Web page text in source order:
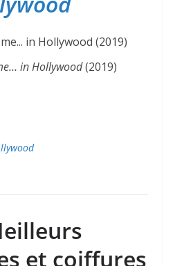
in Hollywood(2019)
et coiffures